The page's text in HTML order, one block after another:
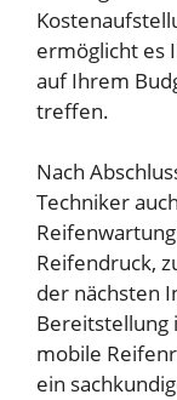
ermöglicht es
auf Ihrem
treffen.
Nach
Techniker
Reifendruck,
der nächsten
Bereitstellung
mobile
ein